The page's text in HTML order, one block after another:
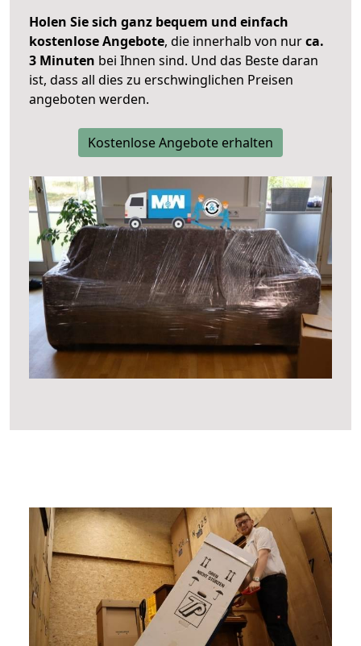
Holen Sie sich ganz bequem und einfach
kostenlose Angebote, die innerhalb von nurca.
3 Minuten bei Ihnen sind. Und das Beste daran
ist, dass all dies zu erschwinglichen Preisen
angeboten werden.
Kostenlose Angebote erhalten